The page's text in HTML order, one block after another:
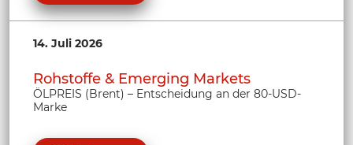
14. Juli 2026
Rohstoffe & Emerging Markets
ÖLPREIS (Brent) – Entscheidung an der 80-USD-
Marke